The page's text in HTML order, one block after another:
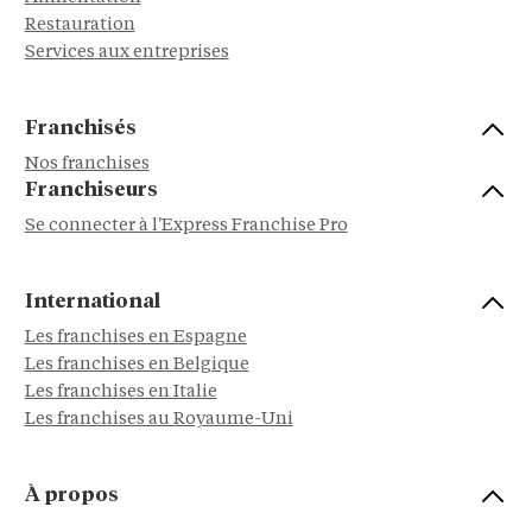
Restauration
Services aux entreprises
Franchisés
Nos franchises
Franchiseurs
Se connecter à l'Express Franchise Pro
International
Les franchises en Espagne
Les franchises en Belgique
Les franchises en Italie
Les franchises au Royaume-Uni
À propos